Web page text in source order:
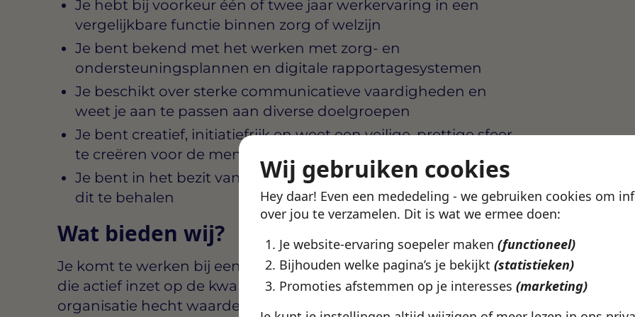
Wij gebruiken cookies
Hey daar! Even een mededeling - we gebruiken cookies om
over jou te verzamelen. Dit is wat we ermee doen:
Je website-ervaring soepeler maken (functioneel)
Bijhouden welke pagina’s je bekijkt (statistieken)
Promoties afstemmen op je interesses (marketing)
Je hebt bij voorkeur één of twee jaar werkervaring in een
vergelijkbare functie binnen zorg of welzijn
Je bent bekend met het werken met zorg- en
ondersteuningsplannen en digitale rapportagesystemen
Je beschikt over sterke communicatieve vaardigheden en
weet je aan te passen aan diverse doelgroepen
Je bent creatief, initiatiefrijk en weet een veilige, prettige sfeer
te creëren voor de mensen die je begeleidt
Je bent in het bezit van een geldig EHBO-certificaat of bereid
dit te behalen
Wat bieden wij?
Je komt te werken bij een zorg- of welzijnsorganisatie in Assen
die actief inzet op de kwaliteit van leven van haar cliënten. De
organisatie hecht waarde aan een betrokken team en biedt jou